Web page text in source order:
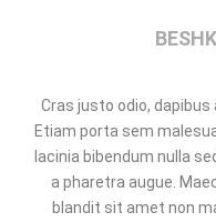
Cras justo odio,
Etiam porta sem
lacinia bibendum nulla
a pharetra augue.
blandit sit amet non